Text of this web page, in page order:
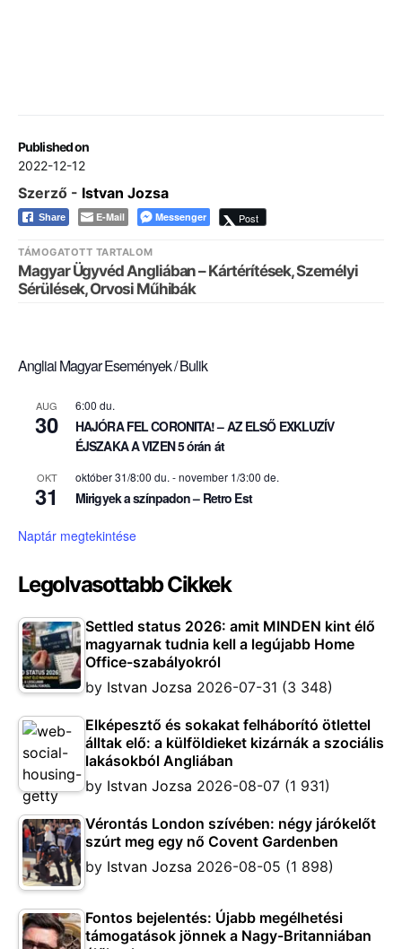
Published on
2022-12-12
Szerző - Istvan Jozsa
Share E-Mail Messenger Post
TÁMOGATOTT TARTALOM
Magyar Ügyvéd Angliában – Kártérítések, Személyi
Sérülések, Orvosi Műhibák
Angliai Magyar Események / Bulik
AUG
30
6:00 du.
HAJÓRA FEL CORONITA! – AZ ELSŐ EXKLUZÍV
ÉJSZAKA A VIZEN 5 órán át
OKT
31
október 31/8:00 du. -november 1/3:00 de.
Mirigyek a színpadon – Retro Est
Naptár megtekintése
Legolvasottabb Cikkek
Settled status 2026: amit MINDEN kint élő
magyarnak tudnia kell a legújabb Home
Office-szabályokról
by Istvan Jozsa 2026-07-31 (3 348)
Elképesztő és sokakat felháborító ötlettel
álltak elő: a külföldieket kizárnák a szociális
lakásokból Angliában
by Istvan Jozsa 2026-08-07 (1 931)
Vérontás London szívében: négy járókelőt
szúrt meg egy nő Covent Gardenben
by Istvan Jozsa 2026-08-05 (1 898)
Fontos bejelentés: Újabb megélhetési
támogatások jönnek a Nagy-Britanniában